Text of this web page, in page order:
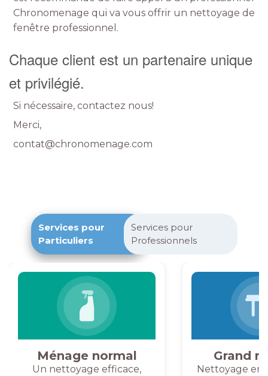
Chronomenage qui va vous offrir un nettoyage de
fenêtre professionnel.
Chaque client est un partenaire unique
et privilégié.
Si nécessaire, contactez nous!
Merci,
contat@chronomenage.com
Services pour
Particuliers
Services pour
Professionnels
Ménage normal
Un nettoyage efficace,
Grand
Nettoyage en